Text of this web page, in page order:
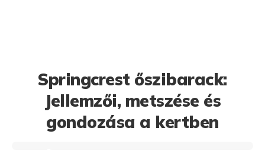
Springcrest őszibarack:
Jellemzői, metszése és
gondozása a kertben